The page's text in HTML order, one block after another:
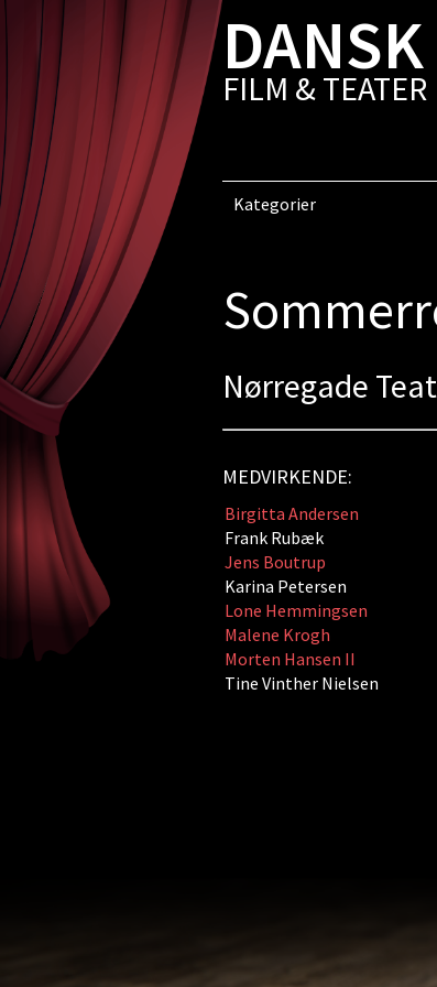
DANSK
FILM & TEATER
Kategorier
Nørregade
MEDVIRKENDE:
Birgitta Andersen
Frank Rubæk
Jens Boutrup
Karina Petersen
Lone Hemmingsen
Malene Krogh
Morten Hansen II
Tine Vinther Nielsen